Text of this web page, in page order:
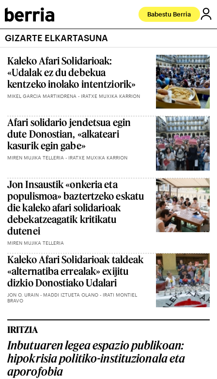
Babestu Berria
GIZARTE ELKARTASUNA
Kaleko Afari Solidarioak:
«Udalak ez du debekua
kentzeko inolako intentziorik»
MIKEL GARCIA MARTIKORENA - IRATXE MUXIKA KARRION
Afari solidario jendetsua egin
dute Donostian, «alkateari
kasurik egin gabe»
MIREN MUJIKA TELLERIA - IRATXE MUXIKA KARRION
Jon Insaustik «onkeria eta
populismoa» baztertzeko eskatu
die kaleko afari solidarioak
debekatzeagatik kritikatu
dutenei
MIREN MUJIKA TELLERIA
Kaleko Afari Solidarioak taldeak
«alternatiba errealak» exijitu
dizkio Donostiako Udalari
JON O. URAIN - MADDI IZTUETA OLANO - IRATI MONTIEL
BRAVO
IRITZIA
Inbutuaren legea espazio publikoan:
hipokrisia politiko-instituzionala eta
aporofobia